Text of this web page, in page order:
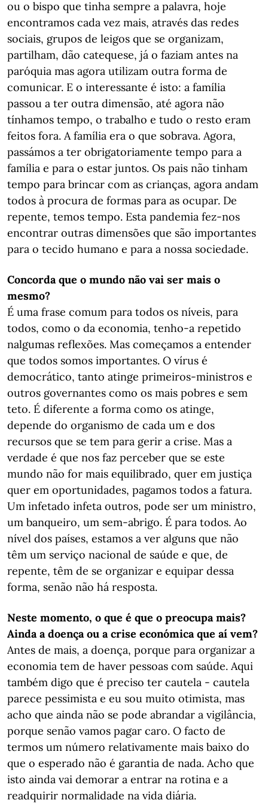
ou o bispo que tinha sempre a palavra, hoje
encontramos cada vez mais, através das redes
sociais, grupos de leigos que se organizam,
partilham, dão catequese, já o faziam antes na
paróquia mas agora utilizam outra forma de
comunicar. E o interessante é isto: a família
passou a ter outra dimensão, até agora não
tínhamos tempo, o trabalho e tudo o resto eram
feitos fora. A família era o que sobrava. Agora,
passámos a ter obrigatoriamente tempo para a
família e para o estar juntos. Os pais não tinham
tempo para brincar com as crianças, agora andam
todos à procura de formas para as ocupar. De
repente, temos tempo. Esta pandemia fez-nos
encontrar outras dimensões que são importantes
para o tecido humano e para a nossa sociedade.
Concorda que o mundo não vai ser mais o
mesmo?
É uma frase comum para todos os níveis, para
todos, como o da economia, tenho-a repetido
nalgumas reflexões. Mas começamos a entender
que todos somos importantes. O vírus é
democrático, tanto atinge primeiros-ministros e
outros governantes como os mais pobres e sem
teto. É diferente a forma como os atinge,
depende do organismo de cada um e dos
recursos que se tem para gerir a crise. Mas a
verdade é que nos faz perceber que se este
mundo não for mais equilibrado, quer em justiça
quer em oportunidades, pagamos todos a fatura.
Um infetado infeta outros, pode ser um ministro,
um banqueiro, um sem-abrigo. É para todos. Ao
nível dos países, estamos a ver alguns que não
têm um serviço nacional de saúde e que, de
repente, têm de se organizar e equipar dessa
forma, senão não há resposta.
Neste momento, o que é que o preocupa mais?
Ainda a doença ou a crise económica que aí vem?
Antes de mais, a doença, porque para organizar a
economia tem de haver pessoas com saúde. Aqui
também digo que é preciso ter cautela - cautela
parece pessimista e eu sou muito otimista, mas
acho que ainda não se pode abrandar a vigilância,
porque senão vamos pagar caro. O facto de
termos um número relativamente mais baixo do
que o esperado não é garantia de nada. Acho que
isto ainda vai demorar a entrar na rotina e a
readquirir normalidade na vida diária.